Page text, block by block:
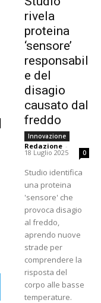
rivela
proteina
‘sensore’
responsabil
e del
disagio
causato dal
freddo
Innovazione
Redazione -
18 Luglio 2025 0
Studio identifica
una proteina
'sensore' che
provoca disagio
al freddo,
aprendo nuove
strade per
comprendere la
risposta del
corpo alle basse
temperature.